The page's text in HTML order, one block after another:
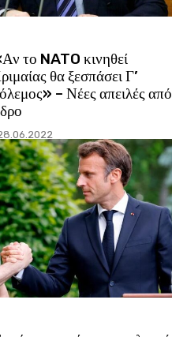
το NATO κινηθεί
θα ξεσπάσει Γ’
– Νέες απειλές από